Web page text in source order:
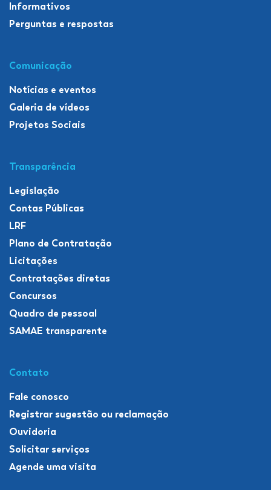
Informativos
Perguntas e respostas
Comunicação
Notícias e eventos
Galeria de vídeos
Projetos Sociais
Transparência
Legislação
Contas Públicas
LRF
Plano de Contratação
Licitações
Contratações diretas
Concursos
Quadro de pessoal
SAMAE transparente
Contato
Fale conosco
Registrar sugestão ou reclamação
Ouvidoria
Solicitar serviços
Agende uma visita